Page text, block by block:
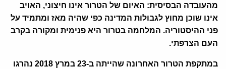
מהעובדה הבסיסית: האיום של הטרור אינו חיצוני, האויב
אינו שוכן מחוץ לגבולות המדינה כפי שהיה מאז ומתמיד על
פני ההיסטוריה. המלחמה בטרור היא פנימית ומקורה בקרב
העם הצרפתי.
במתקפת הטרור האחרונה שהייתה ב-23 במרץ 2018 נהרגו